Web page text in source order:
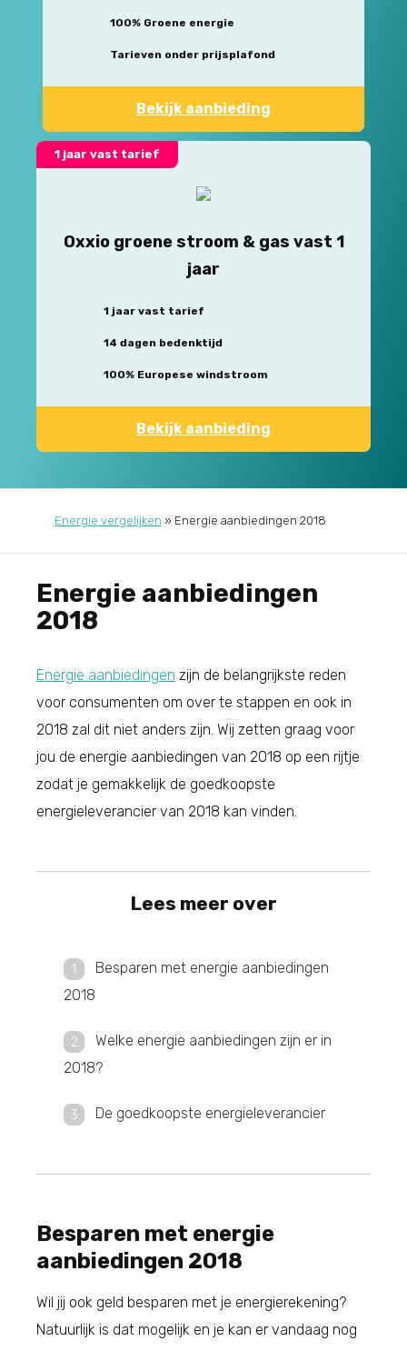
100% Groene energie
Tarieven onder prijsplafond
Bekijk aanbieding
1 jaar vast tarief
Oxxio groene stroom & gas vast 1
jaar
1 jaar vast tarief
14 dagen bedenktijd
100% Europese windstroom
Bekijk aanbieding
Energie vergelijken » Energie aanbiedingen 2018
Energie aanbiedingen
2018
Energie aanbiedingen zijn de belangrijkste reden
voor consumenten om over te stappen en ook in
2018 zal dit niet anders zijn. Wij zetten graag voor
jou de energie aanbiedingen van 2018 op een rijtje
zodat je gemakkelijk de goedkoopste
energieleverancier van 2018 kan vinden.
Lees meer over
Besparen met energie aanbiedingen
2018
Welke energie aanbiedingen zijn er in
2018?
De goedkoopste energieleverancier
Besparen met energie
aanbiedingen 2018
Wil jij ook geld besparen met je energierekening?
Natuurlijk is dat mogelijk en je kan er vandaag nog